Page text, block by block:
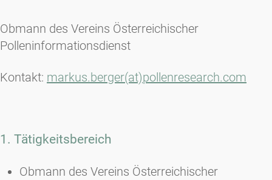
Obmann des Vereins Österreichischer
Polleninformationsdienst
Kontakt: markus.berger(at)pollenresearch.com
1. Tätigkeitsbereich
Obmann des Vereins Österreichischer